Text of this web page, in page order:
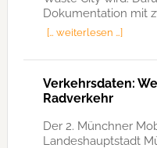
Dokumentation mit
[… weiterlesen …]
Verkehrsdaten:
Radverkehr
Der 2. Münchner
Landeshauptstadt